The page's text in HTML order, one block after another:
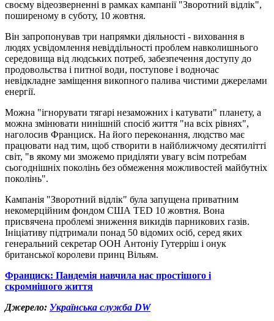
своєму відеозверненні в рамках кампанії "Зворотний відлік",
поширеному в суботу, 10 жовтня.
Він запропонував три напрямки діяльності - виховання в
людях усвідомлення невіддільності проблем навколишнього
середовища від людських потреб, забезпечення доступу до
продовольства і питної води, поступове і водночас
невідкладне заміщення викопного палива чистими джерелами
енергії.
Можна "ігнорувати тягарі незаможних і катувати" планету, а
можна змінювати нинішній спосіб життя "на всіх рівнях",
наголосив Франциск. На його переконання, людство має
працювати над тим, щоб створити в найближчому десятилітті
світ, "в якому ми зможемо приділяти увагу всім потребам
сьогоднішніх поколінь без обмеження можливостей майбутніх
поколінь".
Кампанія "Зворотний відлік" була запущена приватним
некомерційним фондом США TED 10 жовтня. Вона
присвячена проблемі зниження викидів парникових газів.
Ініціативу підтримали понад 50 відомих осіб, серед яких
генеральний секретар ООН Антоніу Гутерріш і онук
британської королеви принц Вільям.
Франциск: Пандемія навчила нас простішого і
скромнішого життя
Джерело: Українська служба DW